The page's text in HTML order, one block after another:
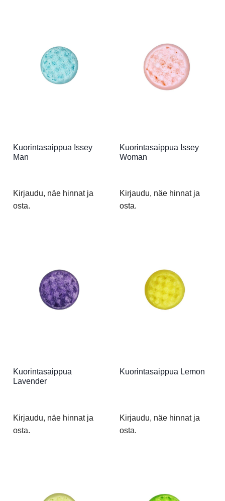
Kuorintasaippua Issey
Man
Kirjaudu, näe hinnat ja
osta.
Kuorintasaippua Issey
Woman
Kirjaudu, näe hinnat ja
osta.
Kuorintasaippua
Lavender
Kirjaudu, näe hinnat ja
osta.
Kuorintasaippua Lemon
Kirjaudu, näe hinnat ja
osta.